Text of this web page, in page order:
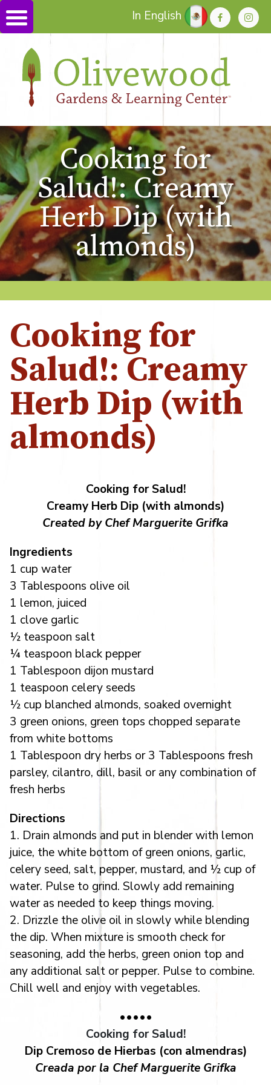
In English
Cooking for
Salud!: Creamy
Herb Dip (with
almonds)
Cooking for
Salud!: Creamy
Herb Dip (with
almonds)
Cooking for Salud!
Creamy Herb Dip (with almonds)
Created by Chef Marguerite Grifka
Ingredients
1 cup water
3 Tablespoons olive oil
1 lemon, juiced
1 clove garlic
½ teaspoon salt
¼ teaspoon black pepper
1 Tablespoon dijon mustard
1 teaspoon celery seeds
½ cup blanched almonds, soaked overnight
3 green onions, green tops chopped separate
from white bottoms
1 Tablespoon dry herbs or 3 Tablespoons fresh
parsley, cilantro, dill, basil or any combination of
fresh herbs
Directions
1. Drain almonds and put in blender with lemon
juice, the white bottom of green onions, garlic,
celery seed, salt, pepper, mustard, and ½ cup of
water. Pulse to grind. Slowly add remaining
water as needed to keep things moving.
2. Drizzle the olive oil in slowly while blending
the dip. When mixture is smooth check for
seasoning, add the herbs, green onion top and
any additional salt or pepper. Pulse to combine.
Chill well and enjoy with vegetables.
•••••
Cooking for Salud!
Dip Cremoso de Hierbas (con almendras)
Creada por la Chef Marguerite Grifka